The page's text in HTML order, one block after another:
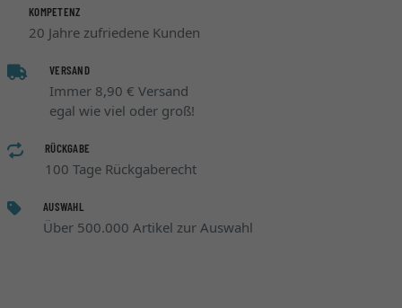
KOMPETENZ
20 Jahre zufriedene Kunden
VERSAND
Immer 8,90 € Versand
egal wie viel oder groß!
RÜCKGABE
100 Tage Rückgaberecht
AUSWAHL
Über 500.000 Artikel zur Auswahl